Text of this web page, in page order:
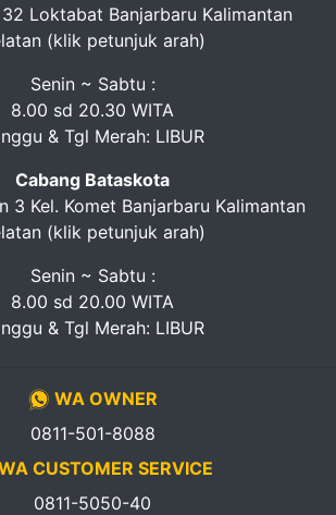
Loktabat Banjarbaru Kalimantan
(klik petunjuk arah)
Senin ~ Sabtu :
8.00 sd 20.30 WITA
& Tgl Merah: LIBUR
Cabang Bataskota
3 Kel. Komet Banjarbaru Kalimantan
(klik petunjuk arah)
Senin ~ Sabtu :
8.00 sd 20.00 WITA
& Tgl Merah: LIBUR
WA OWNER
0811-501-8088
CUSTOMER SERVICE
0811-5050-40